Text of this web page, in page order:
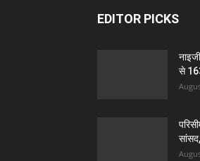
EDITOR PICKS
से